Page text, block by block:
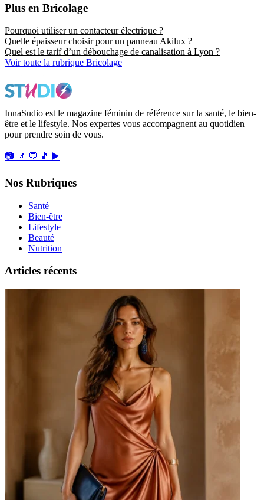
Plus en Bricolage
Pourquoi utiliser un contacteur électrique ?
Quelle épaisseur choisir pour un panneau Akilux ?
Quel est le tarif d’un débouchage de canalisation à Lyon ?
Voir toute la rubrique Bricolage
InnaSudio est le magazine féminin de référence sur la santé, le bien-
être et le lifestyle. Nos expertes vous accompagnent au quotidien
pour prendre soin de vous.
📷 📌 💬 🎵 ▶️
Nos Rubriques
Santé
Bien-être
Lifestyle
Beauté
Nutrition
Articles récents